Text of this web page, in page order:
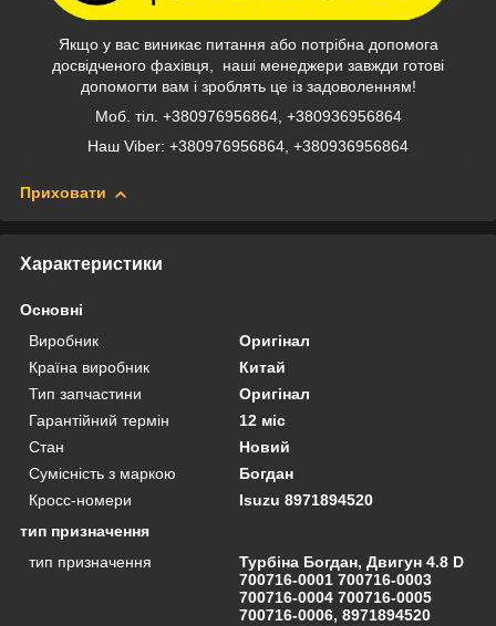
Якщо у вас виникає питання або потрібна допомога
досвідченого фахівця, наші менеджери завжди готові
допомогти вам і зроблять це із задоволенням!
Моб. тіл. +380976956864, +380936956864
Наш Viber: +380976956864, +380936956864
Приховати
Характеристики
Основні
Виробник
Оригінал
Країна виробник
Китай
Тип запчастини
Оригінал
Гарантійний термін
12 міс
Стан
Новий
Сумісність з маркою
Богдан
Кросс-номери
Isuzu 8971894520
тип призначення
тип призначення
Турбіна Богдан, Двигун 4.8 D
700716-0001 700716-0003
700716-0004 700716-0005
700716-0006, 8971894520